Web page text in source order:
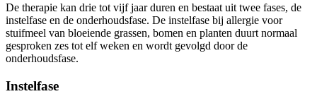
De therapie kan drie tot vijf jaar duren en bestaat uit twee fases, de
instelfase en de onderhoudsfase. De instelfase bij allergie voor
stuifmeel van bloeiende grassen, bomen en planten duurt normaal
gesproken zes tot elf weken en wordt gevolgd door de
onderhoudsfase.
Instelfase